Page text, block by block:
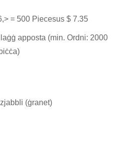
= 500 Piecesus $ 7.35
apposta (min. Ordni: 2000
(ġranet)